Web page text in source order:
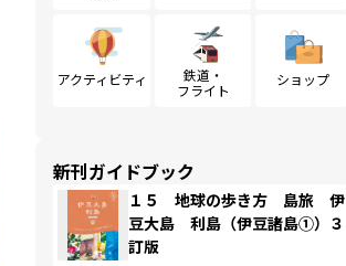
アクティビティ
鉄道・
フライト
ショップ
新刊ガイドブック
１５ 地球の歩き方 島旅 伊
豆大島 利島（伊豆諸島①）３
訂版